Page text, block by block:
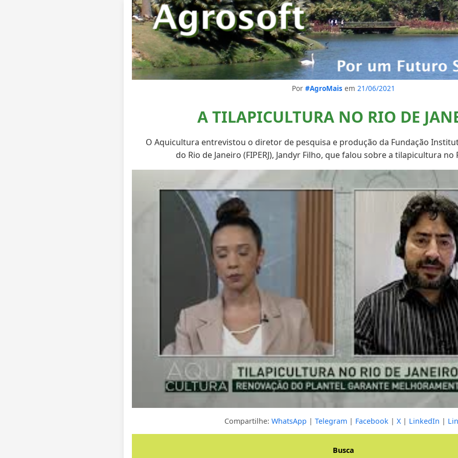
Por #AgroMais em 21/06/2021
A TILAPICULTURA NO RIO DE
O Aquicultura entrevistou o diretor de pesquisa e produção da Fundação
do Rio de Janeiro (FIPERJ), Jandyr Filho, que falou sobre a tilapicultura no
Compartilhe: WhatsApp | Telegram | Facebook | X| LinkedIn |
Busca